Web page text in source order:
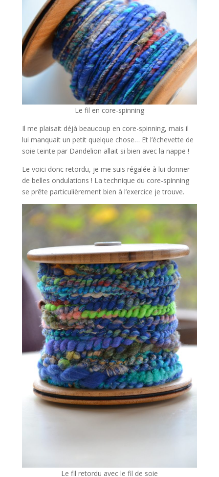
Le fil en core-spinning
Il me plaisait déjà beaucoup en core-spinning, mais il
lui manquait un petit quelque chose… Et l’échevette de
soie teinte par Dandelion allait si bien avec la nappe !
Le voici donc retordu, je me suis régalée à lui donner
de belles ondulations ! La technique du core-spinning
se prête particulièrement bien à l’exercice je trouve.
Le fil retordu avec le fil de soie